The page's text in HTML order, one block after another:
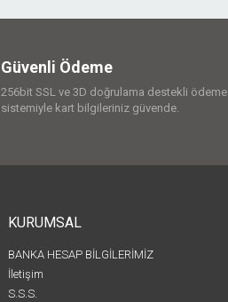
Güvenli Ödeme
256bit SSL ve 3D doğrulama destekli ödeme
sistemiyle kart bilgileriniz güvende.
KURUMSAL
BANKA HESAP BİLGİLERİMİZ
İletişim
S.S.S.